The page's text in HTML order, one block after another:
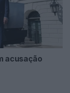
acusação